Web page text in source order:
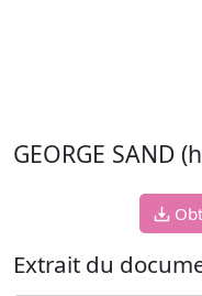
GEORGE SAND
Extrait du